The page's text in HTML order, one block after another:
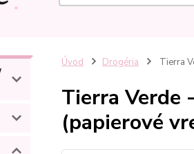
Úvod Drogéria Tierra
Tierra Verde
(papierové